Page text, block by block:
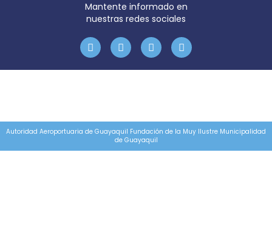
Mantente informado en
nuestras redes sociales
Autoridad Aeroportuaria de Guayaquil Fundación de la Muy Ilustre Municipalidad
de Guayaquil